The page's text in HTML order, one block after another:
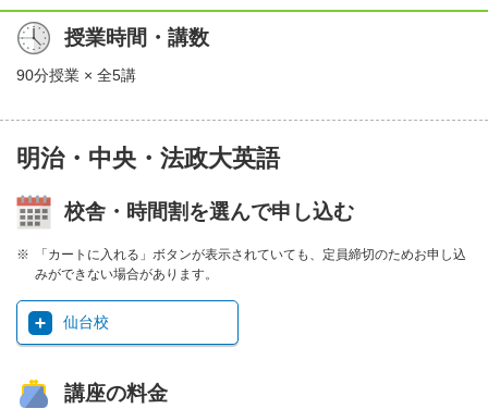
授業時間・講数
90分授業 × 全5講
明治・中央・法政大英語
校舎・時間割を選んで申し込む
「カートに入れる」ボタンが表示されていても、定員締切のためお申し込
みができない場合があります。
仙台校
講座の料金